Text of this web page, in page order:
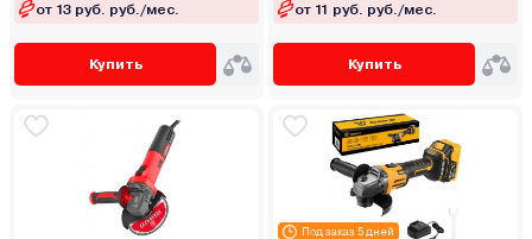
от 13 руб. руб./мес.
Купить
от 11 руб. руб./мес.
Купить
Под заказ 5 дней